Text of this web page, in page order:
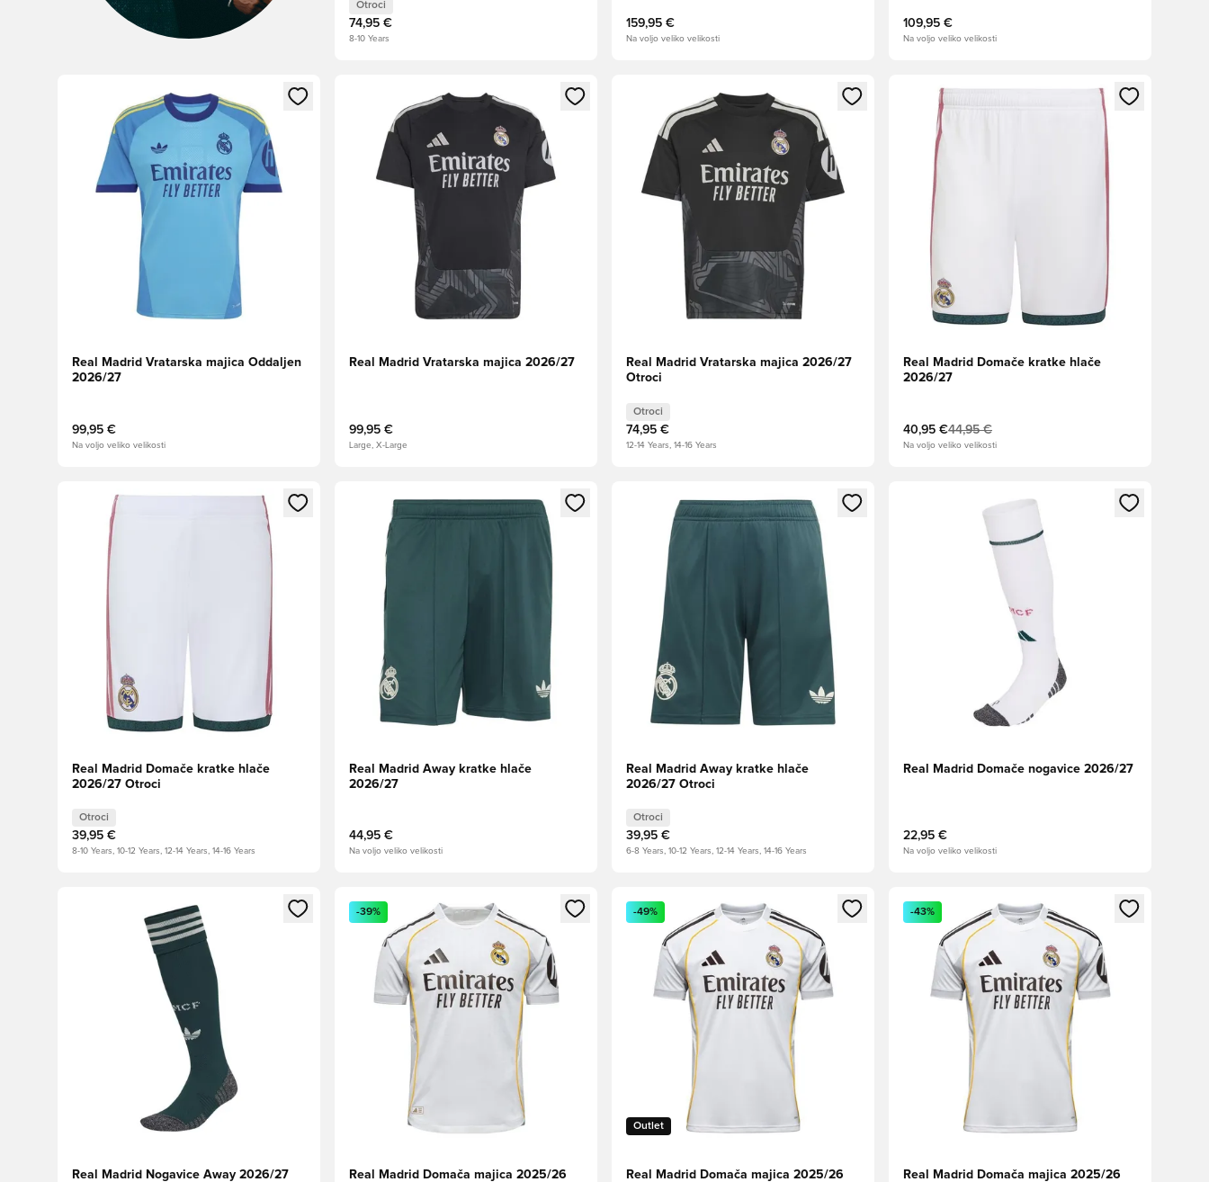
Otroci
74,95 €
8-10 Years
159,95 €
Na voljo veliko velikosti
109,95 €
Na voljo veliko velikosti
Odpre Modal za prijavo ali vpis kot član
Real Madrid Vratarska majica Oddaljen
2026/27
99,95 €
Na voljo veliko velikosti
Odpre Modal za prijavo ali vpis kot član
Real Madrid Vratarska majica 2026/27
99,95 €
Large, X-Large
Odpre Modal za prijavo ali vpis kot član
Real Madrid Vratarska majica 2026/27
Otroci
Otroci
74,95 €
12-14 Years, 14-16 Years
Odpre Modal za prijavo ali vpis kot član
Real Madrid Domače kratke hlače
2026/27
40,95 €44,95 €
Na voljo veliko velikosti
Odpre Modal za prijavo ali vpis kot član
Real Madrid Domače kratke hlače
2026/27 Otroci
Otroci
39,95 €
8-10 Years, 10-12 Years, 12-14 Years, 14-16 Years
Odpre Modal za prijavo ali vpis kot član
Real Madrid Away kratke hlače
2026/27
44,95 €
Na voljo veliko velikosti
Odpre Modal za prijavo ali vpis kot član
Real Madrid Away kratke hlače
2026/27 Otroci
Otroci
39,95 €
6-8 Years, 10-12 Years, 12-14 Years, 14-16 Years
Odpre Modal za prijavo ali vpis kot član
Real Madrid Domače nogavice 2026/27
22,95 €
Na voljo veliko velikosti
Odpre Modal za prijavo ali vpis kot član
Real Madrid Nogavice Away 2026/27
Odpre Modal za prijavo ali vpis kot član
-39%
Real Madrid Domača majica 2025/26
Odpre Modal za prijavo ali vpis kot član
Outlet
-49%
Real Madrid Domača majica 2025/26
Odpre Modal za prijavo ali vpis kot član
-43%
Real Madrid Domača majica 2025/26